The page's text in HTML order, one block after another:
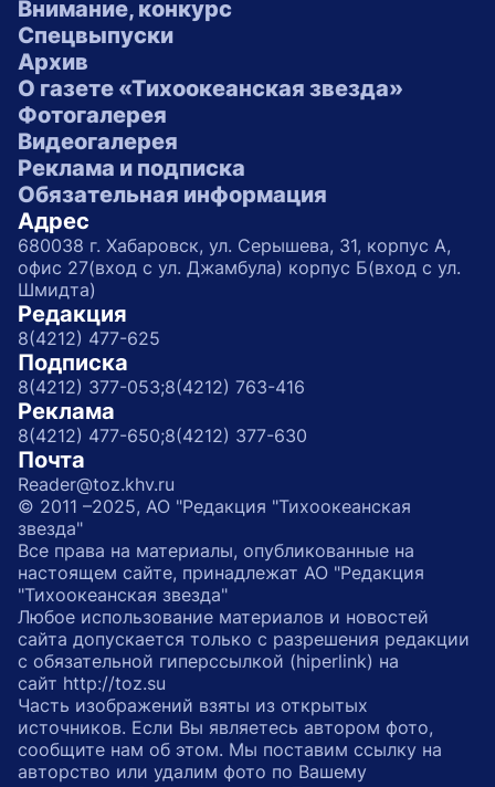
Внимание, конкурс
Спецвыпуски
Архив
О газете «Тихоокеанская звезда»
Фотогалерея
Видеогалерея
Реклама и подписка
Обязательная информация
Адрес
680038 г. Хабаровск, ул. Серышева, 31, корпус А,
офис 27(вход с ул. Джамбула) корпус Б(вход с ул.
Шмидта)
Редакция
8(4212) 477-625
Подписка
8(4212) 377-053;8(4212) 763-416
Реклама
8(4212) 477-650;8(4212) 377-630
Почта
Reader@toz.khv.ru
© 2011 –2025, АО "Редакция "Тихоокеанская
звезда"
Все права на материалы, опубликованные на
настоящем сайте, принадлежат АО "Редакция
"Тихоокеанская звезда"
Любое использование материалов и новостей
сайта допускается только с разрешения редакции
с обязательной гиперссылкой (hiperlink) на
сайт http://toz.su
Часть изображений взяты из открытых
источников. Если Вы являетесь автором фото,
сообщите нам об этом. Мы поставим ссылку на
авторство или удалим фото по Вашему